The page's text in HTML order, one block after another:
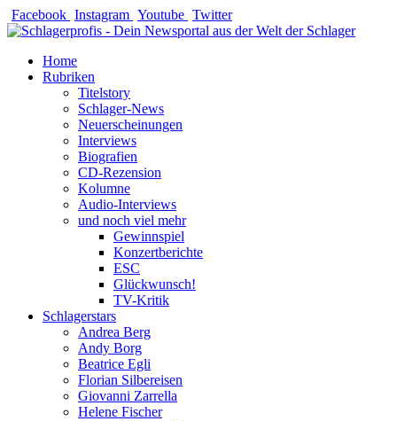
Zum
Inhalt
Facebook Instagram Youtube Twitter
Home
Rubriken
Titelstory
Schlager-News
Neuerscheinungen
Interviews
Biografien
CD-Rezension
Kolumne
Audio-Interviews
und noch viel mehr
Gewinnspiel
Konzertberichte
ESC
Glückwunsch!
TV-Kritik
Schlagerstars
Andrea Berg
Andy Borg
Beatrice Egli
Florian Silbereisen
Giovanni Zarrella
Helene Fischer